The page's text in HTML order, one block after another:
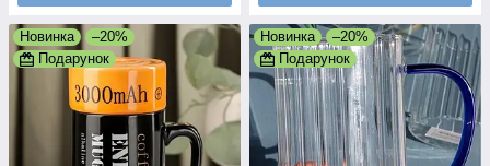
Новинка
–20%
Подарунок
Новинка
–20%
Подарунок